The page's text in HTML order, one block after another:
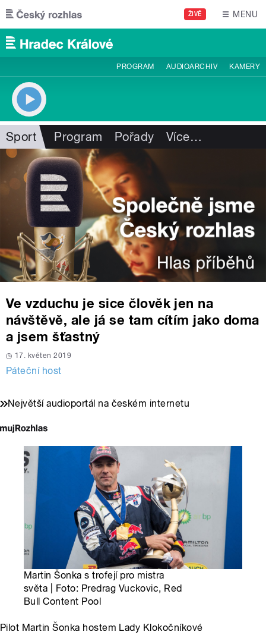
Přejít k hlavnímu obsahu
ŽIVĚ MENU
PROGRAM AUDIOARCHIV KAMERY
Sport Program Pořady Více…
Ve vzduchu je sice člověk jen na
návštěvě, ale já se tam cítím jako doma
a jsem šťastný
17. květen 2019
Páteční host
Největší audioportál na českém internetu
Martin Šonka s trofejí pro mistra
světa | Foto: Predrag Vuckovic, Red
Bull Content Pool
Pilot Martin Šonka hostem Lady Klokočníkové